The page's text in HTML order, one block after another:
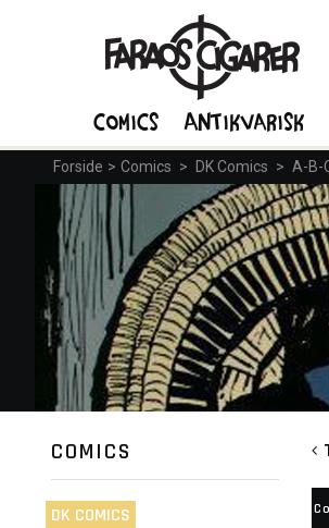
Forside > Comics > DK Comics > A-B-
COMICS
DK COMICS
Comics Antikvarisk